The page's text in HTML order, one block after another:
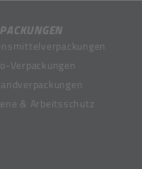
Verpackungen
& Arbeitsschutz